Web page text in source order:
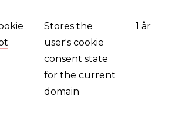
Stores the
user's cookie
consent state
for the current
domain
1 år